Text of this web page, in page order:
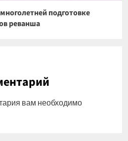
подготовке
реванша
вам необходимо